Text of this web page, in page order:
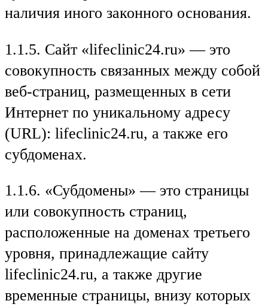
наличия иного законного основания.
1.1.5. Сайт «lifeclinic24.ru» — это
совокупность связанных между собой
веб-страниц, размещенных в сети
Интернет по уникальному адресу
(URL): lifeclinic24.ru, а также его
субдоменах.
1.1.6. «Субдомены» — это страницы
или совокупность страниц,
расположенные на доменах третьего
уровня, принадлежащие сайту
lifeclinic24.ru, а также другие
временные страницы, внизу которых